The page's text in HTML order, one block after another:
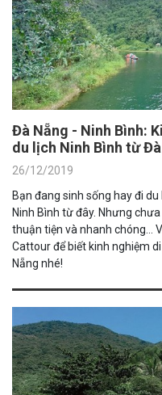
Đà Nẵng - Ninh Bình:
du lịch Ninh Bình từ
26/12/2019
Bạn đang sinh sống hay đi
Ninh Bình từ đây. Nhưng
thuận tiện và nhanh chóng...
Cattour để biết kinh nghiệm
Nẵng nhé!